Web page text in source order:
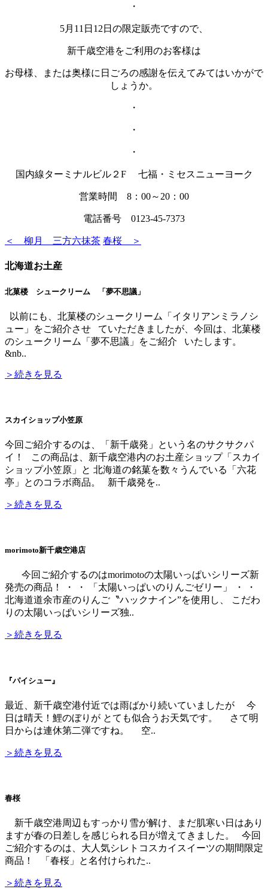
・
5月11日12日の限定販売ですので、
新千歳空港をご利用のお客様は
お母様、または奥様に日ごろの感謝を伝えてみてはいかがで
しょうか。
・
・
・
国内線ターミナルビル２F 七福・ミセスニューヨーク
営業時間 8：00～20：00
電話番号 0123-45-7373
＜ 柳月 三方六抹茶 春桜 ＞
北海道お土産
北菓楼 シュークリーム 「夢不思議」
以前にも、北菓楼のシュークリーム「イタリアンミラノシ
ュー」をご紹介させ ていただきましたが、今回は、北菓楼
のシュークリーム「夢不思議」をご紹介 いたします。
&nb..
＞続きを見る
スカイショップ小笠原
今回ご紹介するのは、「新千歳発」という名のサクサクパ
イ！ この商品は、新千歳空港内のお土産ショップ「スカイ
ショップ小笠原」と 北海道の銘菓を数々うんでいる「六花
亭」とのコラボ商品。 新千歳発を..
＞続きを見る
morimoto新千歳空港店
今回ご紹介するのはmorimotoの太陽いっぱいシリーズ新
発売の商品！ ・ ・ 「太陽いっぱいのりんごゼリー」 ・ ・
北海道道余市産のりんご〝ハックナイン”を使用し、 こだわ
りの太陽いっぱいシリーズ独..
＞続きを見る
『パイシュー』
最近、新千歳空港付近では雨ばかり続いていましたが 今
日は晴天！鯉のぼりが とても似合うお天気です。 さて明
日からは連休第二弾ですね。 空..
＞続きを見る
春桜
新千歳空港周辺もすっかり雪が解け、まだ肌寒い日はあり
ますが春の日差しを感じられる日が増えてきました。 今回
ご紹介するのは、大人気シレトコスカイスイーツの期間限定
商品！ 「春桜」と名付けられた..
＞続きを見る